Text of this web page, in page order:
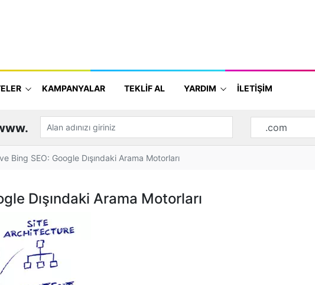
KAMPANYALAR TEKLİF AL YARDIM İLETİŞİM
Bing SEO: Google Dışındaki Arama Motorları
Dışındaki Arama Motorları